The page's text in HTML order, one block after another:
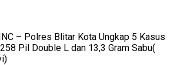
– Polres Blitar Kota Ungkap 5 Kasus
Pil Double L dan 13,3 Gram Sabu(